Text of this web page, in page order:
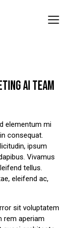
AI TEAM
elementum mi
consequat.
ipsum
Vivamus
tellus.
eleifend ac,
sit voluptatem
rem aperiam